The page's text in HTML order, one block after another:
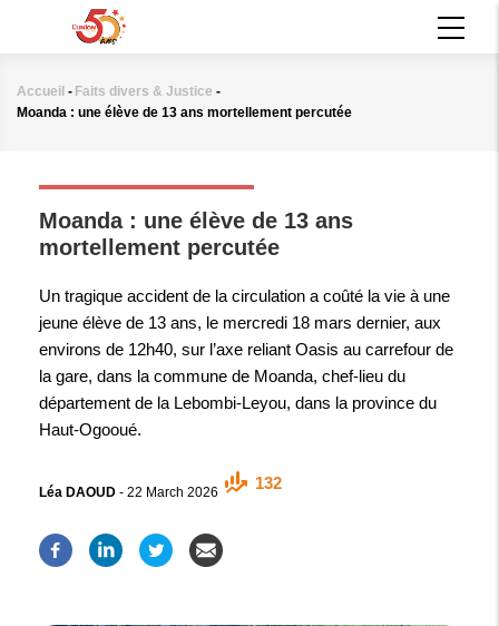
principal
Fil
Accueil - Faits divers & Justice -
Moanda : une élève de 13 ans mortellement percutée
Moanda : une élève de 13 ans
mortellement percutée
Un tragique accident de la circulation a coûté la vie à une
jeune élève de 13 ans, le mercredi 18 mars dernier, aux
environs de 12h40, sur l’axe reliant Oasis au carrefour de
la gare, dans la commune de Moanda, chef-lieu du
département de la Lebombi-Leyou, dans la province du
Haut-Ogooué.
Léa DAOUD - 22 March 2026
132